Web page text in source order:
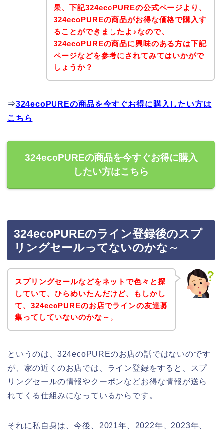
果、下記324ecoPUREの公式ページより、
324ecoPUREの商品がお得な価格で購入す
ることができましたよ♪なので、
324ecoPUREの商品に興味のある方は下記
ページなどを参考にされてみてはいかがで
しょうか？
⇒324ecoPUREの商品を今すぐお得に購入したい方は
こちら
324ecoPUREの商品を今すぐお得に購入
したい方はこちら
324ecoPUREのライン登録後のスプ
リングセールってないのかな～
スプリングセールなどをネットで色々と探
していて、ひらめいたんだけど、もしかし
て、324ecoPUREのお店でラインの友達募
集ってしていないのかな～。
というのは、324ecoPUREのお店の話ではないのです
が、家の近くのお店では、ライン登録をすると、スプ
リングセールの情報やクーポンなどお得な情報が送ら
れてくる仕組みになっているからです。
それに私自身は、今後、2021年、2022年、2023年、